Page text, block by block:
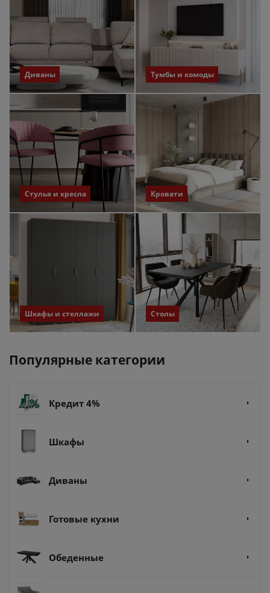
Диваны Тумбы и комоды
Стулья и кресла Кровати
Шкафы и стеллажи Столы
Популярные категории
Кредит 4%
Шкафы
Диваны
Готовые кухни
Обеденные